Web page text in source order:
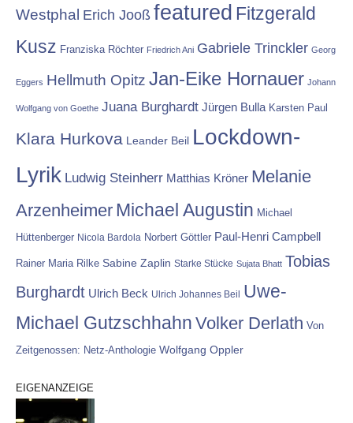
Westphal Erich Jooß featured Fitzgerald
Kusz Franziska Röchter Friedrich Ani Gabriele Trinckler Georg
Eggers Hellmuth Opitz Jan-Eike Hornauer Johann
Wolfgang von Goethe Juana Burghardt Jürgen Bulla Karsten Paul
Klara Hurkova Leander Beil Lockdown-
Lyrik Ludwig Steinherr Matthias Kröner Melanie
Arzenheimer Michael Augustin Michael
Hüttenberger Nicola Bardola Norbert Göttler Paul-Henri Campbell
Rainer Maria Rilke Sabine Zaplin Starke Stücke Sujata Bhatt Tobias
Burghardt Ulrich Beck Ulrich Johannes Beil
Uwe-
Michael Gutzschhahn Volker Derlath Von
Zeitgenossen: Netz-Anthologie Wolfgang Oppler
EIGENANZEIGE